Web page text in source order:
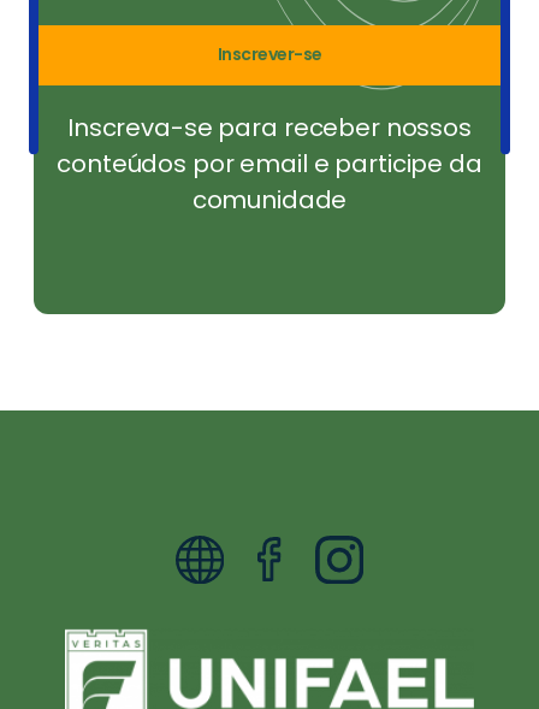
Inscrever-se
Inscreva-se para receber nossos
conteúdos por email e participe da
comunidade